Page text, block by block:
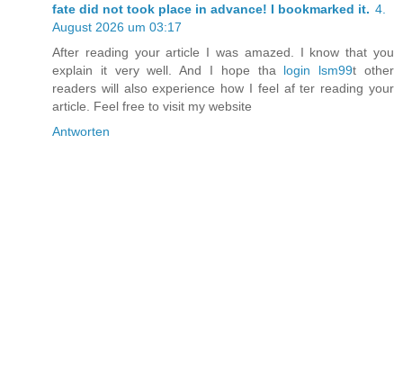
fate did not took place in advance! I bookmarked it. 4.
August 2026 um 03:17
After reading your article I was amazed. I know that you
explain it very well. And I hope tha login lsm99t other
readers will also experience how I feel af ter reading your
article. Feel free to visit my website
Antworten